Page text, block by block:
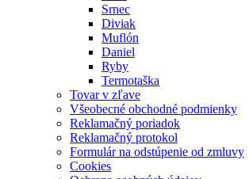
Srnec
Diviak
Muflón
Daniel
Ryby
Termotaška
Tovar v zľave
Všeobecné obchodné podmienky
Reklamačný poriadok
Reklamačný protokol
Formulár na odstúpenie od zmluvy
Cookies